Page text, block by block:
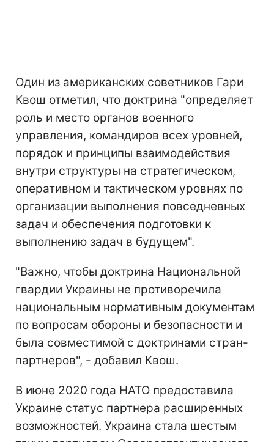
Один из американских советников Гари
Квош отметил, что доктрина "определяет
роль и место органов военного
управления, командиров всех уровней,
порядок и принципы взаимодействия
внутри структуры на стратегическом,
оперативном и тактическом уровнях по
организации выполнения повседневных
задач и обеспечения подготовки к
выполнению задач в будущем".
"Важно, чтобы доктрина Национальной
гвардии Украины не противоречила
национальным нормативным документам
по вопросам обороны и безопасности и
была совместимой с доктринами стран-
партнеров", - добавил Квош.
В июне 2020 года НАТО предоставила
Украине статус партнера расширенных
возможностей. Украина стала шестым